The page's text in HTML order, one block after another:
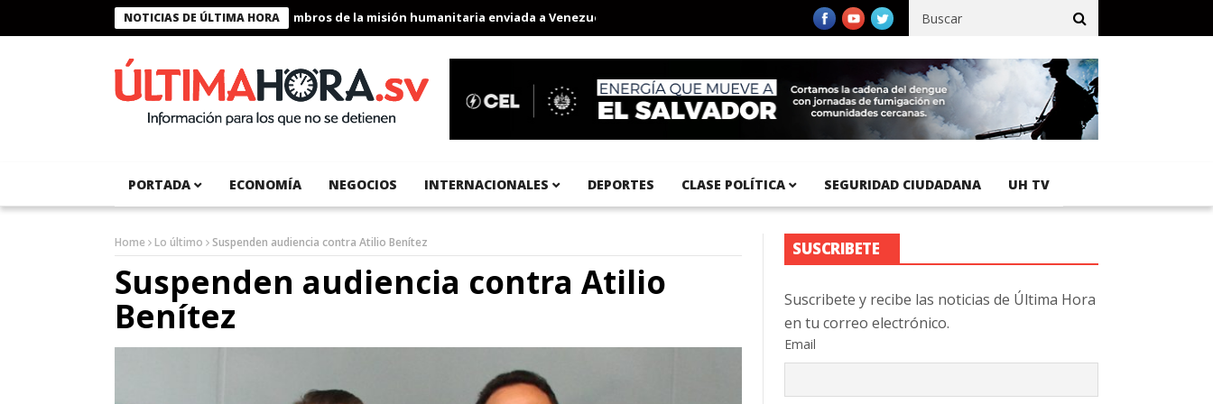
NOTICIAS DE ÚLTIMA HORA
Presidente Bukele condecora a miembros de la misión humanitaria enviada a Venezuela Aeropuerto Internacional del Pacífico registra 92 % de avance en obras de terracería
PORTADA ECONOMÍA NEGOCIOS INTERNACIONALES DEPORTES CLASE POLÍTICA SEGURIDAD CIUDADANA UH TV
Home Lo último Suspenden audiencia contra Atilio Benítez
Suspenden audiencia contra Atilio
Benítez
SUSCRIBETE
Suscribete y recibe las noticias de Última Hora
en tu correo electrónico.
Email